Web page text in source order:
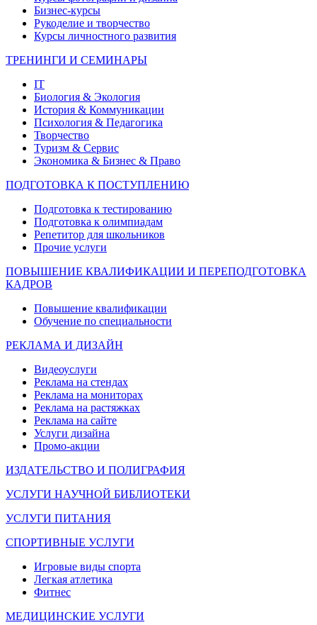
Бизнес-курсы
Рукоделие и творчество
Курсы личностного развития
ТРЕНИНГИ И СЕМИНАРЫ
IT
Биология & Экология
История & Коммуникации
Психология & Педагогика
Творчество
Туризм & Сервис
Экономика & Бизнес & Право
ПОДГОТОВКА К ПОСТУПЛЕНИЮ
Подготовка к тестированию
Подготовка к олимпиадам
Репетитор для школьников
Прочие услуги
ПОВЫШЕНИЕ КВАЛИФИКАЦИИ И ПЕРЕПОДГОТОВКА
КАДРОВ
Повышение квалификации
Обучение по специальности
РЕКЛАМА И ДИЗАЙН
Видеоуслуги
Реклама на стендах
Реклама на мониторах
Реклама на растяжках
Реклама на сайте
Услуги дизайна
Промо-акции
ИЗДАТЕЛЬСТВО И ПОЛИГРАФИЯ
УСЛУГИ НАУЧНОЙ БИБЛИОТЕКИ
УСЛУГИ ПИТАНИЯ
СПОРТИВНЫЕ УСЛУГИ
Игровые виды спорта
Легкая атлетика
Фитнес
МЕДИЦИНСКИЕ УСЛУГИ